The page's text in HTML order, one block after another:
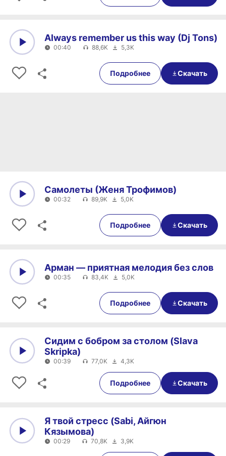
00:40
Always remember us this way (Dj Tons)
00:40 88,6K 5,3K
Подробнее Скачать
00:32
Самолеты (Женя Трофимов)
00:32 89,9K 5,0K
Подробнее Скачать
00:35
Арман — приятная мелодия без слов
00:35 83,4K 5,0K
Подробнее Скачать
00:39
Сидим с бобром за столом (Slava
Skripka)
00:39 77,0K 4,3K
Подробнее Скачать
00:29
Я твой стресс (Sabi, Айгюн
Кязымова)
00:29 70,8K 3,9K